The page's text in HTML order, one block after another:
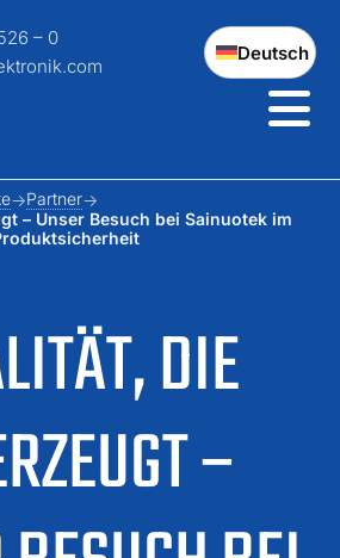
– 0
Deutsch
DIE
–
Partner
– Unser Besuch bei Sainuotek im